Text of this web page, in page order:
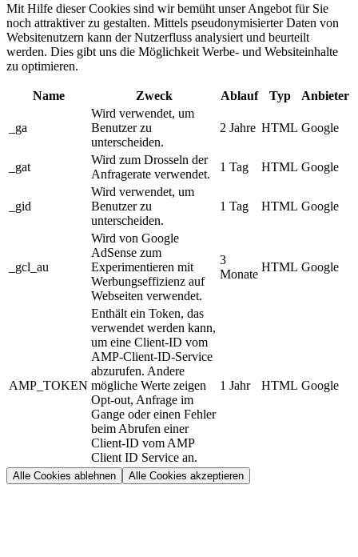
Mit Hilfe dieser Cookies sind wir bemüht unser Angebot für Sie
noch attraktiver zu gestalten. Mittels pseudonymisierter Daten von
Websitenutzern kann der Nutzerfluss analysiert und beurteilt
werden. Dies gibt uns die Möglichkeit Werbe- und Websiteinhalte
zu optimieren.
Name Zweck Ablauf Typ Anbieter
_ga
Wird verwendet, um
Benutzer zu
unterscheiden.
2 Jahre HTML Google
_gat
Wird zum Drosseln der
Anfragerate verwendet.
1 Tag HTML Google
_gid
Wird verwendet, um
Benutzer zu
unterscheiden.
1 Tag HTML Google
_gcl_au
Wird von Google
AdSense zum
Experimentieren mit
Werbungseffizienz auf
Webseiten verwendet.
3
Monate
HTML Google
AMP_TOKEN
Enthält ein Token, das
verwendet werden kann,
um eine Client-ID vom
AMP-Client-ID-Service
abzurufen. Andere
mögliche Werte zeigen
Opt-out, Anfrage im
Gange oder einen Fehler
beim Abrufen einer
Client-ID vom AMP
Client ID Service an.
1 Jahr HTML Google
Alle Cookies ablehnen Alle Cookies akzeptieren